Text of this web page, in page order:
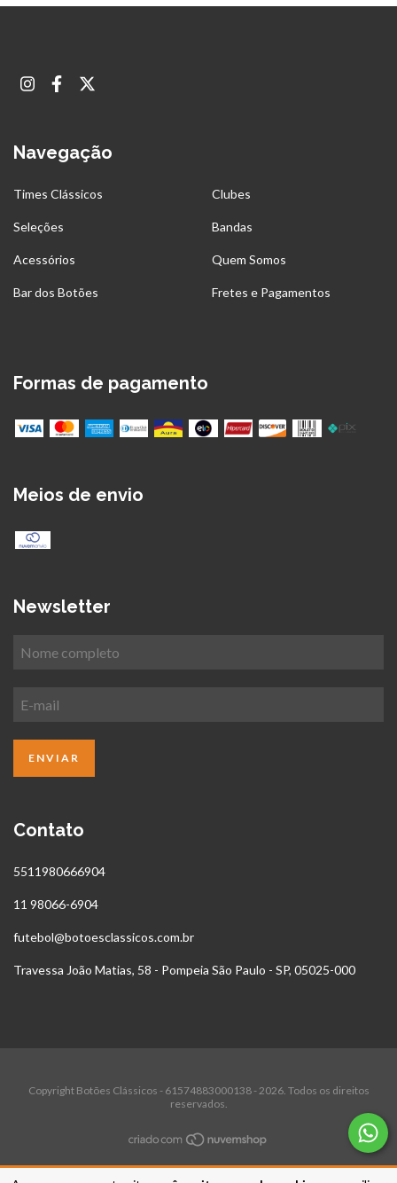
Navegação
Times Clássicos Clubes
Seleções Bandas
Acessórios Quem Somos
Bar dos Botões Fretes e Pagamentos
Formas de pagamento
Meios de envio
Newsletter
Contato
5511980666904
11 98066-6904
futebol@botoesclassicos.com.br
Travessa João Matias, 58 - Pompeia São Paulo - SP, 05025-000
Copyright Botões Clássicos - 61574883000138 - 2026. Todos os direitos
reservados.